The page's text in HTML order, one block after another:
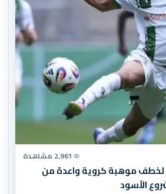
2,961 مشاهدة
لخطف موهبة كروية واعدة من
الأسود